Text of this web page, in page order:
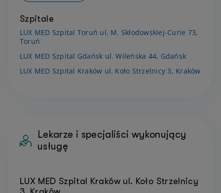
Szpitale
LUX MED Szpital Toruń ul. M. Skłodowskiej-Curie 73,
Toruń
LUX MED Szpital Gdańsk ul. Wileńska 44, Gdańsk
LUX MED Szpital Kraków ul. Koło Strzelnicy 3, Kraków
Lekarze i specjaliści wykonujący
usługę
LUX MED Szpital Kraków ul. Koło Strzelnicy